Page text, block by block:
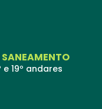
e 19º andares